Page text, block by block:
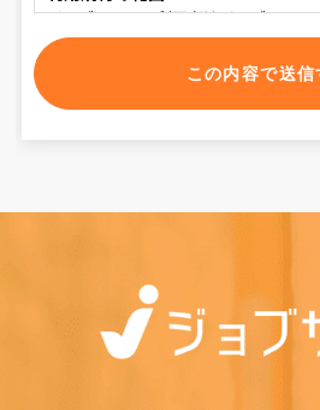
ジョブサーチの利用者はジョブサー
る、以下の利用規約を承認するものと
本利用規約は如何なる理由でも通知
更または停止することができるもの
場合は事前に告知することなく、サー
ものとします。 サービスの変更また
害が発生した場合、当社は一切の責任